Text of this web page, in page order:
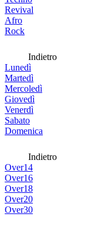
Revival
Afro
Rock
Indietro
Lunedì
Martedì
Mercoledì
Giovedì
Venerdì
Sabato
Domenica
Indietro
Over14
Over16
Over18
Over20
Over30